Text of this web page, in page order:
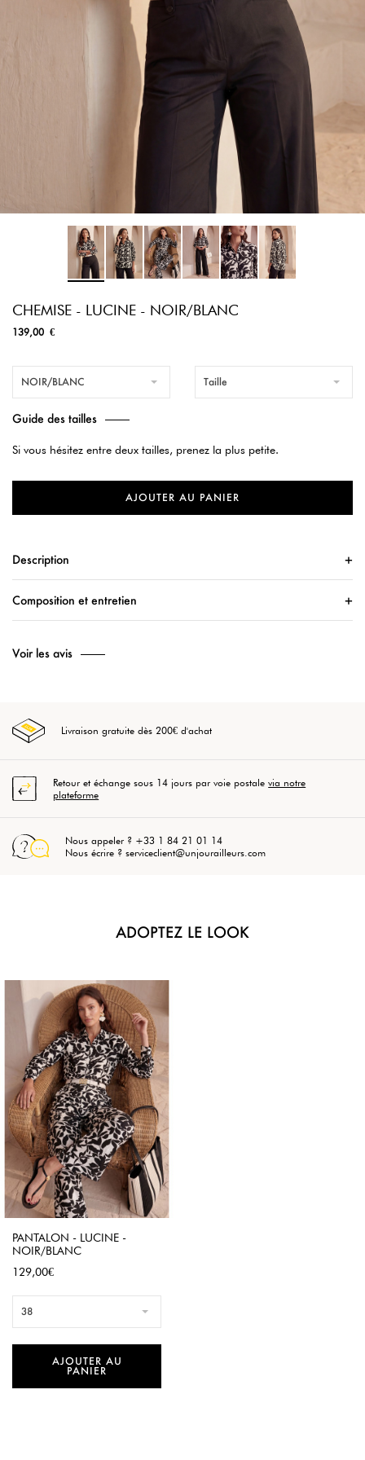
CHEMISE - LUCINE - NOIR/BLANC
139,00 €
NOIR/BLANC Taille
Guide des tailles
Si vous hésitez entre deux tailles, prenez la plus petite.
AJOUTER AU PANIER
Description
Composition et entretien
Voir les avis
Livraison gratuite dès 200€ d'achat
Retour et échange sous 14 jours par voie postalevia notre
plateforme
Nous appeler ? +33 1 84 21 01 14
Nous écrire ? serviceclient@unjourailleurs.com
ADOPTEZ LE LOOK
PANTALON - LUCINE -
NOIR/BLANC
Prix
129,00€
38
AJOUTER AU
PANIER